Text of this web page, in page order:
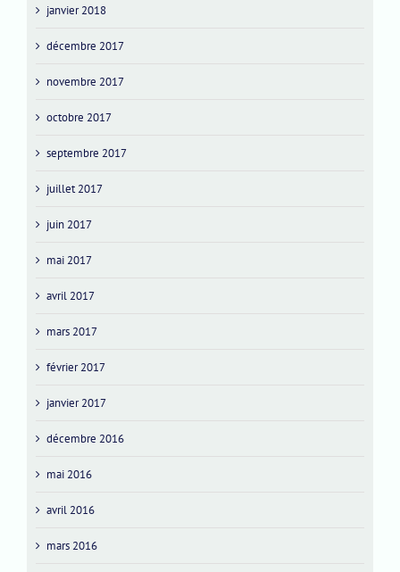
janvier 2018
décembre 2017
novembre 2017
octobre 2017
septembre 2017
juillet 2017
juin 2017
mai 2017
avril 2017
mars 2017
février 2017
janvier 2017
décembre 2016
mai 2016
avril 2016
mars 2016